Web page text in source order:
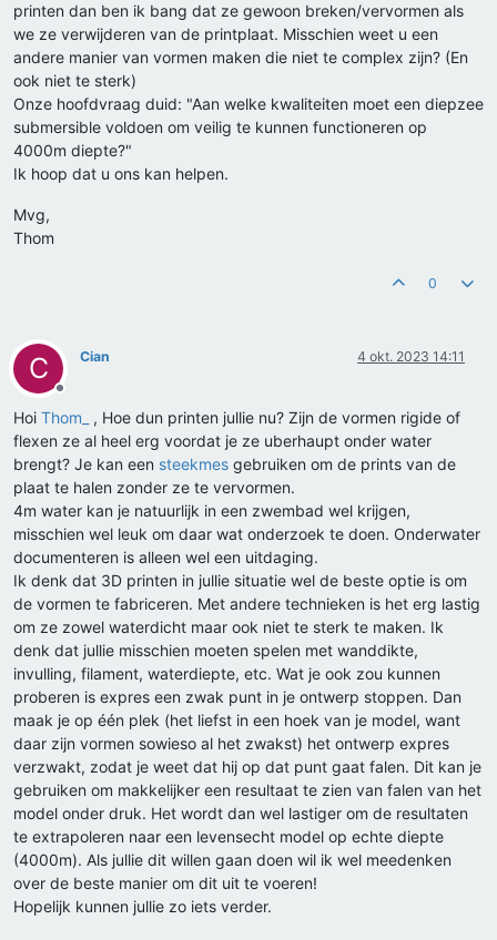
printen dan ben ik bang dat ze gewoon breken/vervormen als
we ze verwijderen van de printplaat. Misschien weet u een
andere manier van vormen maken die niet te complex zijn? (En
ook niet te sterk)
Onze hoofdvraag duid: "Aan welke kwaliteiten moet een diepzee
submersible voldoen om veilig te kunnen functioneren op
4000m diepte?"
Ik hoop dat u ons kan helpen.
Mvg,
Thom
0
C
Offline
Cian 4 okt. 2023 14:11
Hoi Thom_
, Hoe dun printen jullie nu? Zijn de vormen rigide of
flexen ze al heel erg voordat je ze uberhaupt onder water
brengt? Je kan een steekmes gebruiken om de prints van de
plaat te halen zonder ze te vervormen.
4m water kan je natuurlijk in een zwembad wel krijgen,
misschien wel leuk om daar wat onderzoek te doen. Onderwater
documenteren is alleen wel een uitdaging.
Ik denk dat 3D printen in jullie situatie wel de beste optie is om
de vormen te fabriceren. Met andere technieken is het erg lastig
om ze zowel waterdicht maar ook niet te sterk te maken. Ik
denk dat jullie misschien moeten spelen met wanddikte,
invulling, filament, waterdiepte, etc. Wat je ook zou kunnen
proberen is expres een zwak punt in je ontwerp stoppen. Dan
maak je op één plek (het liefst in een hoek van je model, want
daar zijn vormen sowieso al het zwakst) het ontwerp expres
verzwakt, zodat je weet dat hij op dat punt gaat falen. Dit kan je
gebruiken om makkelijker een resultaat te zien van falen van het
model onder druk. Het wordt dan wel lastiger om de resultaten
te extrapoleren naar een levensecht model op echte diepte
(4000m). Als jullie dit willen gaan doen wil ik wel meedenken
over de beste manier om dit uit te voeren!
Hopelijk kunnen jullie zo iets verder.